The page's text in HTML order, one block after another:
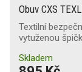
Obuv CXS
Textilní
vytuženou
Skladem